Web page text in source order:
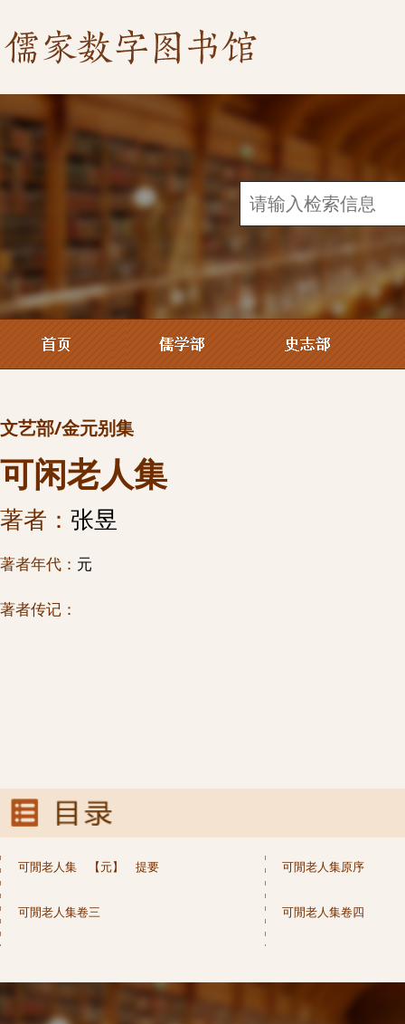
文艺部/金元别集
可闲老人集
著者： 张昱
著者年代： 元
著者传记：
可閒老人集 【元】 提要 可閒老人集原序
可閒老人集卷三 可閒老人集卷四